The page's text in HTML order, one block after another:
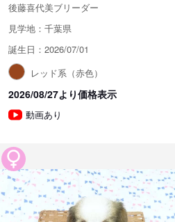
後藤喜代美ブリーダー
見学地：千葉県
誕生日：2026/07/01
レッド系（赤色）
2026/08/27より価格表示
動画あり